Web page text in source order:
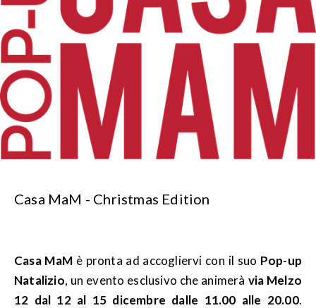
Casa MaM - Christmas Edition
Casa MaM è pronta ad accogliervi con il suo Pop-up
Natalizio, un evento esclusivo che animerà via Melzo
12 dal 12 al 15 dicembre dalle 11.00 alle 20.00.